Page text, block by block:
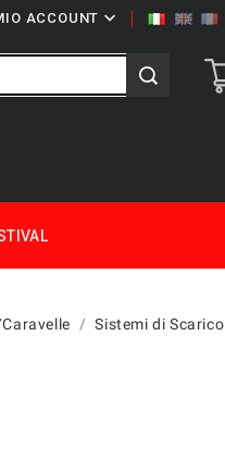
ACCOUNT 
Sistemi di Scarico